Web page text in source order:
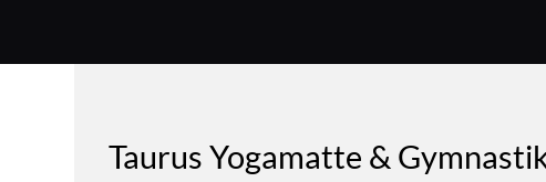
Taurus Yogamatte &